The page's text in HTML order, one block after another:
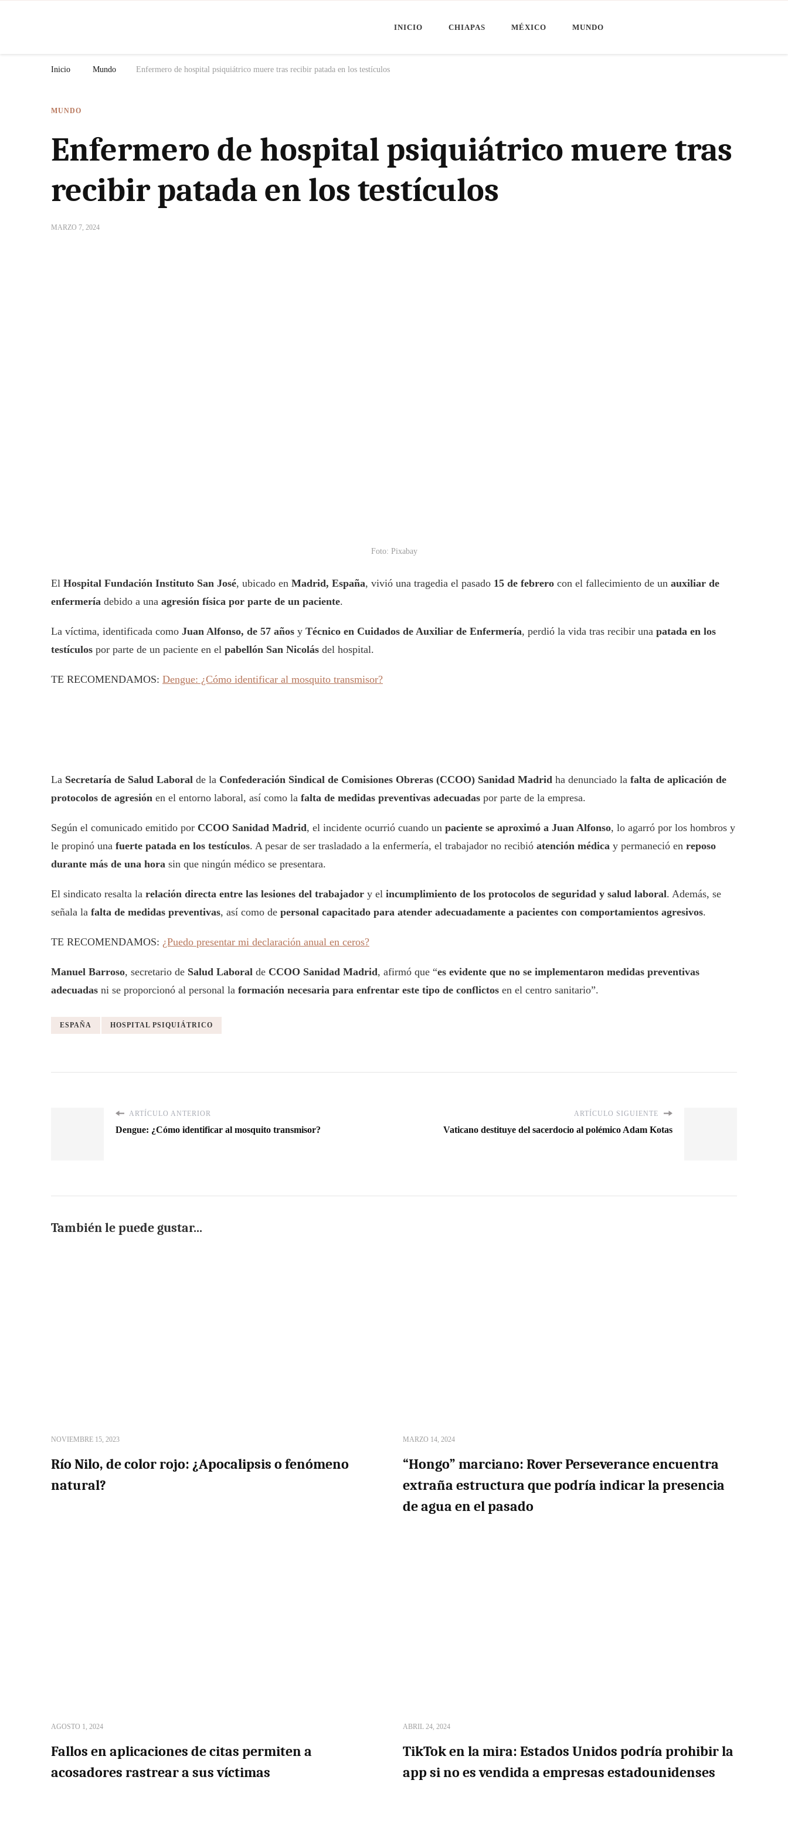
INICIO CHIAPAS MÉXICO MUNDO
Inicio Mundo Enfermero de hospital psiquiátrico muere tras recibir patada en los testículos
MUNDO
Enfermero de hospital psiquiátrico muere tras
recibir patada en los testículos
MARZO 7, 2024
Foto: Pixabay
El Hospital Fundación Instituto San José, ubicado en Madrid, España, vivió una tragedia el pasado 15 de febrero con el fallecimiento de un auxiliar de
enfermería debido a una agresión física por parte de un paciente.
La víctima, identificada como Juan Alfonso, de 57 años y Técnico en Cuidados de Auxiliar de Enfermería, perdió la vida tras recibir una patada en los
testículos por parte de un paciente en el pabellón San Nicolás del hospital.
TE RECOMENDAMOS: Dengue: ¿Cómo identificar al mosquito transmisor?
La Secretaría de Salud Laboral de la Confederación Sindical de Comisiones Obreras (CCOO) Sanidad Madrid ha denunciado la falta de aplicación de
protocolos de agresión en el entorno laboral, así como la falta de medidas preventivas adecuadas por parte de la empresa.
Según el comunicado emitido por CCOO Sanidad Madrid, el incidente ocurrió cuando un paciente se aproximó a Juan Alfonso, lo agarró por los hombros y
le propinó una fuerte patada en los testículos. A pesar de ser trasladado a la enfermería, el trabajador no recibió atención médica y permaneció en reposo
durante más de una hora sin que ningún médico se presentara.
El sindicato resalta la relación directa entre las lesiones del trabajador y el incumplimiento de los protocolos de seguridad y salud laboral. Además, se
señala la falta de medidas preventivas, así como de personal capacitado para atender adecuadamente a pacientes con comportamientos agresivos.
TE RECOMENDAMOS: ¿Puedo presentar mi declaración anual en ceros?
Manuel Barroso, secretario de Salud Laboral de CCOO Sanidad Madrid, afirmó que “es evidente que no se implementaron medidas preventivas
adecuadas ni se proporcionó al personal la formación necesaria para enfrentar este tipo de conflictos en el centro sanitario”.
ESPAÑA HOSPITAL PSIQUIÁTRICO
ARTÍCULO ANTERIOR
Dengue: ¿Cómo identificar al mosquito transmisor?
ARTÍCULO SIGUIENTE
Vaticano destituye del sacerdocio al polémico Adam Kotas
También le puede gustar...
NOVIEMBRE 15, 2023
Río Nilo, de color rojo: ¿Apocalipsis o fenómeno
natural?
MARZO 14, 2024
“Hongo” marciano: Rover Perseverance encuentra
extraña estructura que podría indicar la presencia
de agua en el pasado
AGOSTO 1, 2024
Fallos en aplicaciones de citas permiten a
acosadores rastrear a sus víctimas
ABRIL 24, 2024
TikTok en la mira: Estados Unidos podría prohibir la
app si no es vendida a empresas estadounidenses